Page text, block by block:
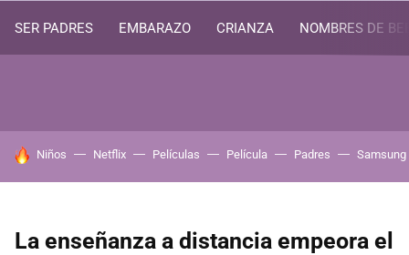
SER PADRES EMBARAZO CRIANZA NOMBRES DE
HOY SE HABLA DE
Niños Netflix Películas Película Padres Samsung
La enseñanza a distancia empeora el